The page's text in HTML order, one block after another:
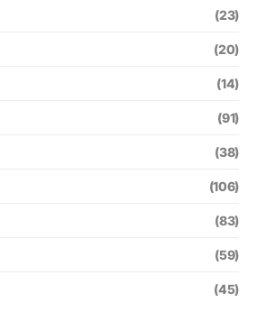
(23)
(20)
(14)
(91)
(38)
(106)
(83)
(59)
(45)